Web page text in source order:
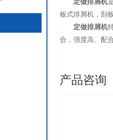
板式排屑机，刮
定做排屑机
合，强度高、配
产品咨询